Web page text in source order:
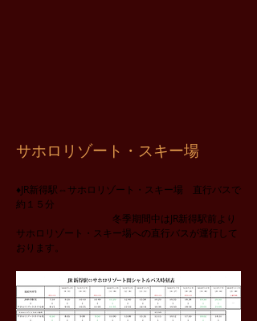
サホロリゾート・スキー場
♦JR新得駅⇔サホロリゾート・スキー場 直行バスで
約１５分
​ 冬季期間中はJR新得駅前より
サホロリゾート・スキー場への直行バスが運行して
おります。